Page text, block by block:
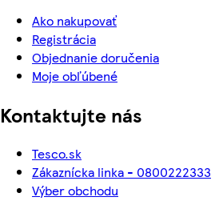
Ako nakupovať
Registrácia
Objednanie doručenia
Moje obľúbené
Kontaktujte nás
Tesco.sk
Zákaznícka linka - 0800222333
Výber obchodu